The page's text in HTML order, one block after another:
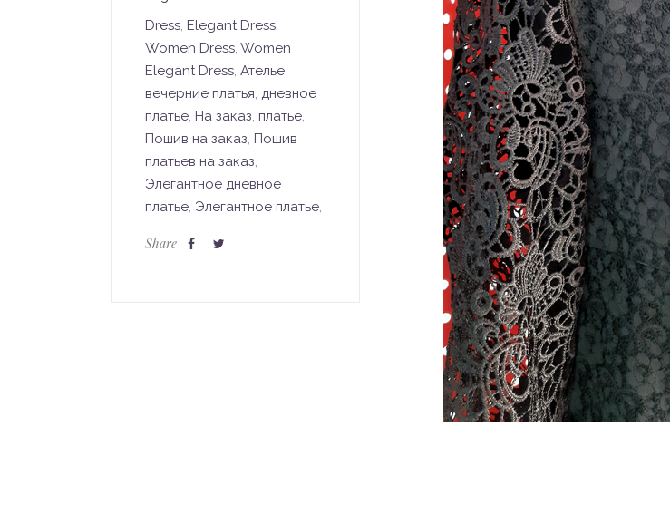
Dress, Elegant Dress,
Women Dress, Women
Elegant Dress, Ателье,
вечерние платья, дневное
платье, На заказ, платье,
Пошив на заказ, Пошив
платьев на заказ,
Элегантное дневное
платье, Элегантное платье,
Share